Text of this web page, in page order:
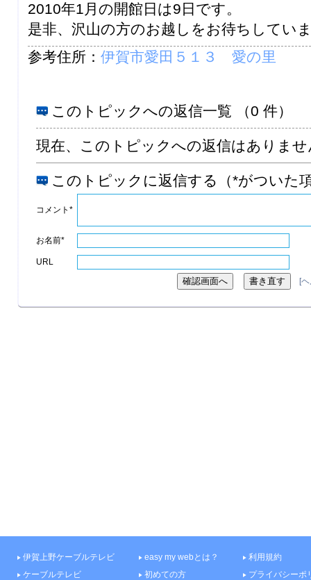
2010年1月の開館日は9日です。
是非、沢山の方のお越しをお待ちしてい
参考住所： 伊賀市愛田５１３ 愛の里
このトピックへの返信一覧 （0 件）
現在、このトピックへの返信はありませ
このトピックに返信する（*がついた
コメント*
お名前*
URL
[
伊賀上野ケーブルテレビ
ケーブルテレビ
easy my webとは？
初めての方
利用規約
プライバシーポ